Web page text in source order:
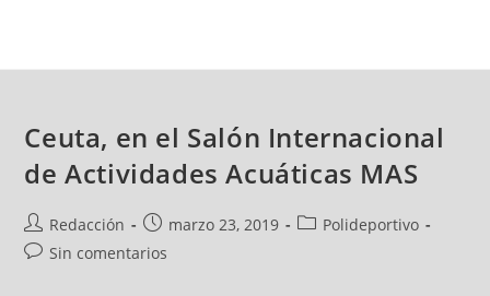
Ceuta, en el Salón Internacional
de Actividades Acuáticas MAS
Redacción marzo 23, 2019
Polideportivo
Sin comentarios